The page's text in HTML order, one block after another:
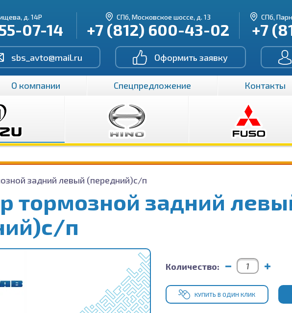
д. 14Р
07-14
СПб, Московское шоссе, д. 13
+7 (812) 600-43-02
СПб,
+7
sbs_avto@mail.ru Оформить заявку
О компании Спецпредложение Контакты
задний левый (передний)с/п
тормозной задний
п
Количество:
КУПИТЬ В ОДИН КЛИК